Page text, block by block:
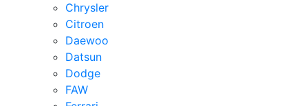
Chrysler
Citroen
Daewoo
Datsun
Dodge
FAW